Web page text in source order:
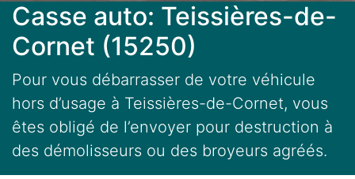
Casse auto: Teissières-de-
Cornet (15250)
Pour vous débarrasser de votre véhicule
hors d’usage à Teissières-de-Cornet, vous
êtes obligé de l’envoyer pour destruction à
des démolisseurs ou des broyeurs agréés.